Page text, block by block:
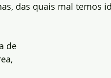
das quais mal temos
de